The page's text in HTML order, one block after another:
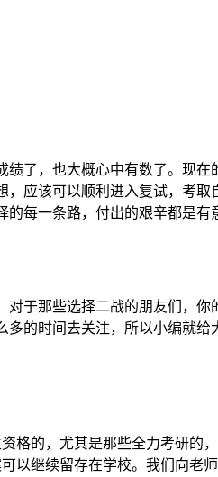
了，也大概心中有数了。现
应该可以顺利进入复试，考
每一条路，付出的艰辛都是有
于那些选择二战的朋友们，
的时间去关注，所以小编就
格的，尤其是那些全力考研的
以继续留存在学校。我们向老